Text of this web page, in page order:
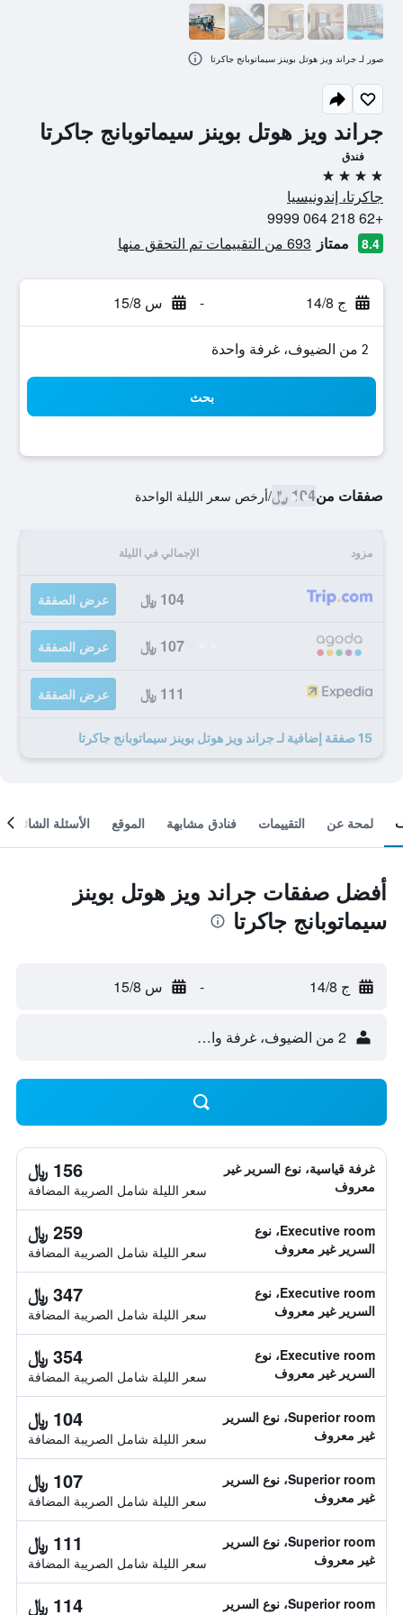
جراند ويز هوتل بوينز سيماتوبانج جاكرتا
فندق
4 نجوم
جاكرتا، إندونيسيا
+62 218 064 9999
8.4 ممتاز 693 من التقييمات تم التحقق منها
ج 14/8 - س 15/8
2 من الضيوف، غرفة واحدة
بحث
صفقات من104 ﷼ /أرخص سعر الليلة الواحدة
مزود الإجمالي في الليلة
104 ﷼ عرض الصفقة
107 ﷼ عرض الصفقة
111 ﷼ عرض الصفقة
15 صفقة إضافية لـ جراند ويز هوتل بوينز سيماتوبانج جاكرتا
صور لـ جراند ويز هوتل بوينز سيماتوبانج جاكرتا
لمحة عن التقييمات فنادق مشابهة الموقع الأسئلة الشائعة
أفضل صفقات جراند ويز هوتل بوينز
سيماتوبانج جاكرتا
ج 14/8 - س 15/8
2 من الضيوف، غرفة واحدة
غرفة قياسية، نوع السرير غير
معروف
156 ﷼
سعر الليلة شامل الصريبة المضافة
Executive room، نوع
السرير غير معروف
259 ﷼
سعر الليلة شامل الصريبة المضافة
Executive room، نوع
السرير غير معروف
347 ﷼
سعر الليلة شامل الصريبة المضافة
Executive room، نوع
السرير غير معروف
354 ﷼
سعر الليلة شامل الصريبة المضافة
Superior room، نوع السرير
غير معروف
104 ﷼
سعر الليلة شامل الصريبة المضافة
Superior room، نوع السرير
غير معروف
107 ﷼
سعر الليلة شامل الصريبة المضافة
Superior room، نوع السرير
غير معروف
111 ﷼
سعر الليلة شامل الصريبة المضافة
Superior room، نوع السرير
114 ﷼